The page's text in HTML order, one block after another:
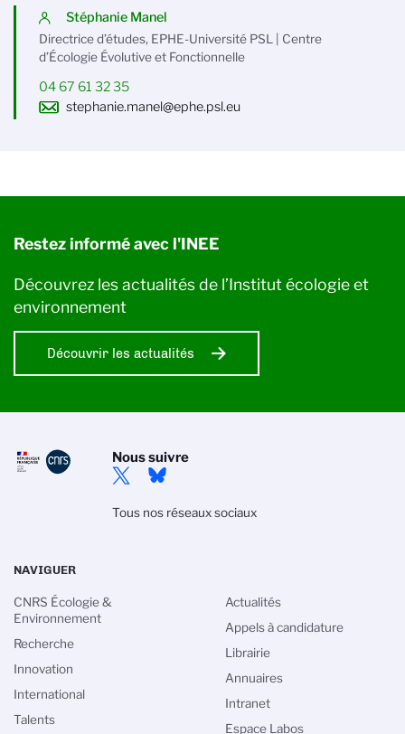
Stéphanie Manel
Directrice d’études, EPHE-Université PSL | Centre
d’Écologie Évolutive et Fonctionnelle
04 67 61 32 35
stephanie.manel@ephe.psl.eu
Restez informé avec l'INEE
Découvrez les actualités de l’Institut écologie et
environnement
Découvrir les actualités
Nous suivre
Tous nos réseaux sociaux
NAVIGUER
CNRS Écologie &
Environnement
Recherche
Innovation
International
Talents
Actualités
Appels à candidature
Librairie
Annuaires
Intranet
Espace Labos